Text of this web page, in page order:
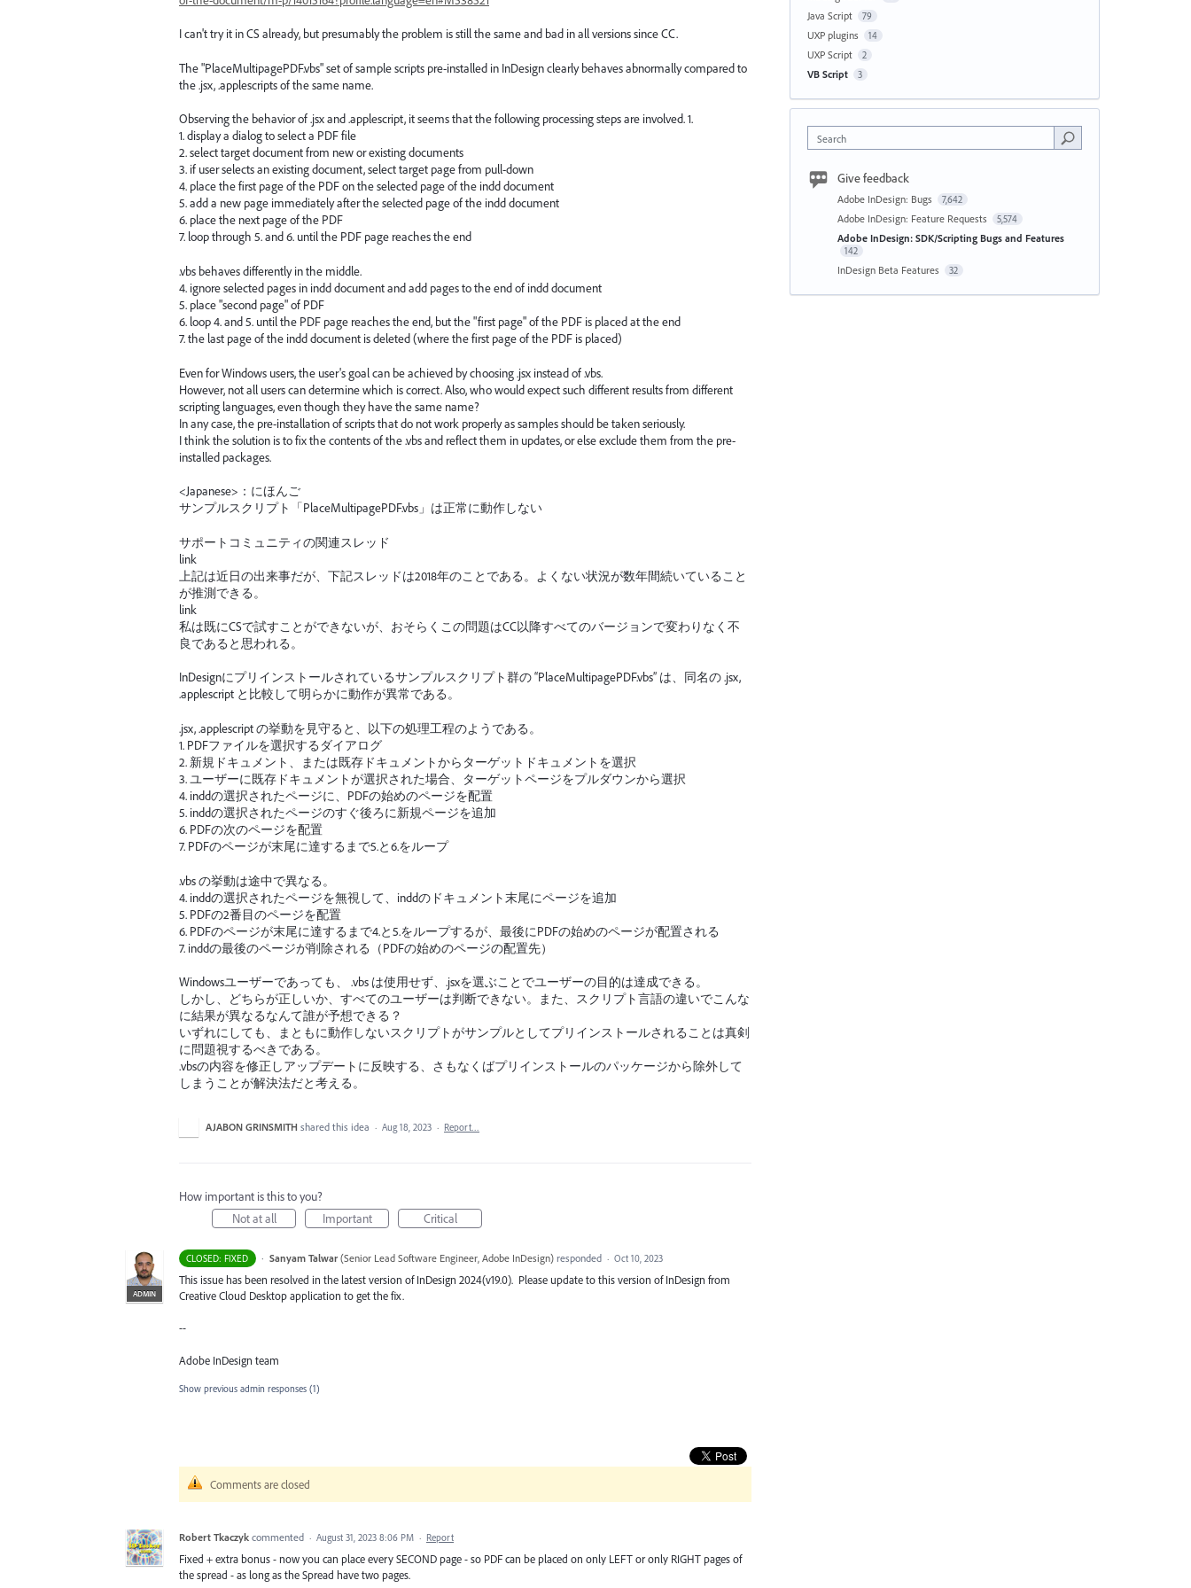
I can't try it in CS already, but presumably the problem is still the same and bad in all versions since CC.
The "PlaceMultipagePDF.vbs" set of sample scripts pre-installed in InDesign clearly behaves abnormally compared to
the .jsx, .applescripts of the same name.
Observing the behavior of .jsx and .applescript, it seems that the following processing steps are involved. 1.
1. display a dialog to select a PDF file
2. select target document from new or existing documents
3. if user selects an existing document, select target page from pull-down
4. place the first page of the PDF on the selected page of the indd document
5. add a new page immediately after the selected page of the indd document
6. place the next page of the PDF
7. loop through 5. and 6. until the PDF page reaches the end
.vbs behaves differently in the middle.
4. ignore selected pages in indd document and add pages to the end of indd document
5. place "second page" of PDF
6. loop 4. and 5. until the PDF page reaches the end, but the "first page" of the PDF is placed at the end
7. the last page of the indd document is deleted (where the first page of the PDF is placed)
Even for Windows users, the user's goal can be achieved by choosing .jsx instead of .vbs.
However, not all users can determine which is correct. Also, who would expect such different results from different
scripting languages, even though they have the same name?
In any case, the pre-installation of scripts that do not work properly as samples should be taken seriously.
I think the solution is to fix the contents of the .vbs and reflect them in updates, or else exclude them from the pre-
installed packages.
<Japanese>：にほんご
サンプルスクリプト「PlaceMultipagePDF.vbs」は正常に動作しない
サポートコミュニティの関連スレッド
link
上記は近日の出来事だが、下記スレッドは2018年のことである。よくない状況が数年間続いていること
が推測できる。
link
私は既にCSで試すことができないが、おそらくこの問題はCC以降すべてのバージョンで変わりなく不
良であると思われる。
InDesignにプリインストールされているサンプルスクリプト群の “PlaceMultipagePDF.vbs” は、同名の .jsx,
.applescript と比較して明らかに動作が異常である。
.jsx, .applescript の挙動を見守ると、以下の処理工程のようである。
1. PDFファイルを選択するダイアログ
2. 新規ドキュメント、または既存ドキュメントからターゲットドキュメントを選択
3. ユーザーに既存ドキュメントが選択された場合、ターゲットページをプルダウンから選択
4. inddの選択されたページに、PDFの始めのページを配置
5. inddの選択されたページのすぐ後ろに新規ページを追加
6. PDFの次のページを配置
7. PDFのページが末尾に達するまで5.と6.をループ
.vbs の挙動は途中で異なる。
4. inddの選択されたページを無視して、inddのドキュメント末尾にページを追加
5. PDFの2番目のページを配置
6. PDFのページが末尾に達するまで4.と5.をループするが、最後にPDFの始めのページが配置される
7. inddの最後のページが削除される（PDFの始めのページの配置先）
Windowsユーザーであっても、 .vbs は使用せず、.jsxを選ぶことでユーザーの目的は達成できる。
しかし、どちらが正しいか、すべてのユーザーは判断できない。また、スクリプト言語の違いでこんな
に結果が異なるなんて誰が予想できる？
いずれにしても、まともに動作しないスクリプトがサンプルとしてプリインストールされることは真剣
に問題視するべきである。
.vbsの内容を修正しアップデートに反映する、さもなくばプリインストールのパッケージから除外して
しまうことが解決法だと考える。
AJABON GRINSMITH shared this idea · Aug 18, 2023 · Report…
How important is this to you?
Not at all
Important Critical
CLOSED: FIXED ·
ADMIN
Sanyam Talwar (Senior Lead Software Engineer, Adobe InDesign)responded · Oct 10, 2023
This issue has been resolved in the latest version of InDesign 2024(v19.0). Please update to this version of InDesign from
Creative Cloud Desktop application to get the fix.
--
Adobe InDesign team
Show previous admin responses (1)
Comments are closed
Robert Tkaczyk commented · August 31, 2023 8:06 PM · Report
Fixed + extra bonus - now you can place every SECOND page - so PDF can be placed on only LEFT or only RIGHT pages of
the spread - as long as the Spread have two pages.
Java Script 79
UXP plugins 14
UXP Script 2
VB Script 3
Search
Give feedback
Adobe InDesign: Bugs 7,642
Adobe InDesign: Feature Requests 5,574
Adobe InDesign: SDK/Scripting Bugs and Features
142
InDesign Beta Features 32